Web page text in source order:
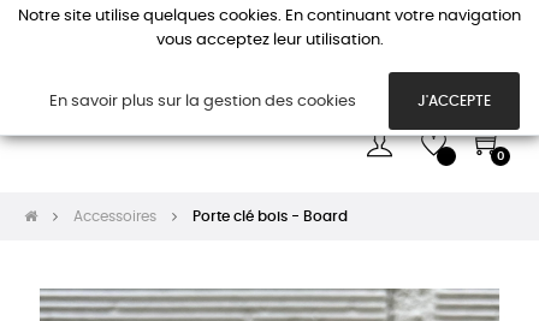
la
0
Accessoires Porte clé bois - Board
Notre site utilise quelques cookies. En continuant votre navigation
vous acceptez leur utilisation.
En savoir plus sur la gestion des cookies J'ACCEPTE